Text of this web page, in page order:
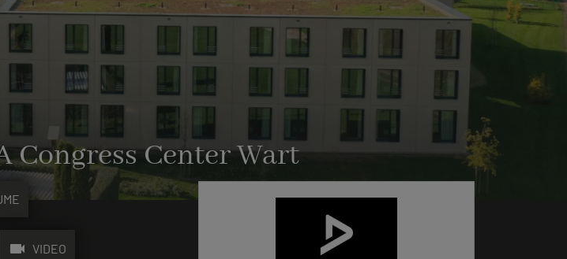
Congress Center Wart
videocam VIDEO